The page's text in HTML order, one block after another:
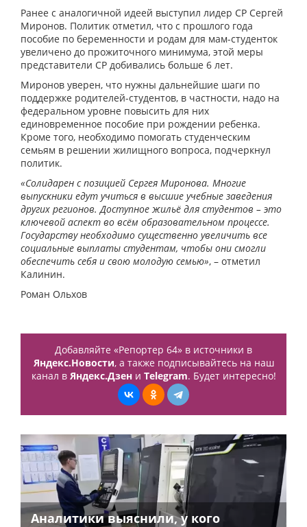
Ранее с аналогичной идеей выступил лидер СР Сергей
Миронов. Политик отметил, что с прошлого года
пособие по беременности и родам для мам-студенток
увеличено до прожиточного минимума, этой меры
представители СР добивались больше 6 лет.
Миронов уверен, что нужны дальнейшие шаги по
поддержке родителей-студентов, в частности, надо на
федеральном уровне повысить для них
единовременное пособие при рождении ребенка.
Кроме того, необходимо помогать студенческим
семьям в решении жилищного вопроса, подчеркнул
политик.
«Солидарен с позицией Сергея Миронова. Многие
выпускники едут учиться в высшие учебные заведения
других регионов. Доступное жильё для студентов – это
ключевой аспект во всём образовательном процессе.
Государству необходимо существенно увеличить все
социальные выплаты студентам, чтобы они смогли
обеспечить себя и свою молодую семью», – отметил
Калинин.
Роман Ольхов
Добавляйте «Репортер 64» в источники в
Яндекс.Новости, а также подписывайтесь на наш
канал в Яндекс.Дзени Telegram. Будет интересно!
Аналитики выяснили, у кого